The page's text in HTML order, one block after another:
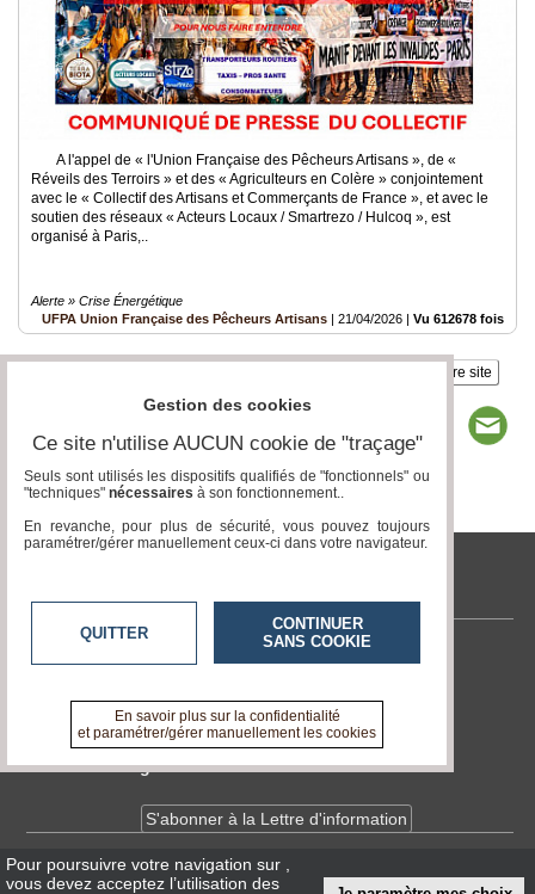
A l'appel de « l'Union Française des Pêcheurs Artisans », de «
Réveils des Terroirs » et des « Agriculteurs en Colère » conjointement
avec le « Collectif des Artisans et Commerçants de France », et avec le
soutien des réseaux « Acteurs Locaux / Smartrezo / Hulcoq », est
organisé à Paris,..
Alerte » Crise Énergétique
UFPA Union Française des Pêcheurs Artisans | 21/04/2026 | Vu 612678 fois
Insérez sur votre site
tvlocale.fr
Contactez-nous
A propos de tvlocale.fr
Devenir délégué
S'abonner à la Lettre d'information
InfosCNIL/RGPD
Pour poursuivre votre navigation sur
vous devez acceptez l’utilisation des
Gestion des cookies
Ce site n'utilise AUCUN cookie de "traçage"
Seuls sont utilisés les dispositifs qualifiés de "fonctionnels" ou
"techniques" nécessaires à son fonctionnement..
En revanche, pour plus de sécurité, vous pouvez toujours
paramétrer/gérer manuellement ceux-ci dans votre navigateur.
QUITTER
CONTINUER
SANS COOKIE
En savoir plus sur la confidentialité
et paramétrer/gérer manuellement les cookies